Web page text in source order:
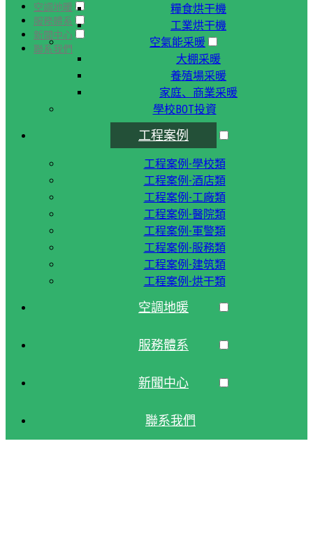
空調地暖
服務體系
新聞中心
聯系我們
糧食烘干機
工業烘干機
空氣能采暖
大棚采暖
養殖場采暖
家庭、商業采暖
學校BOT投資
工程案例
工程案例-學校類
工程案例-酒店類
工程案例-工廠類
工程案例-醫院類
工程案例-軍警類
工程案例-服務類
工程案例-建筑類
工程案例-烘干類
空調地暖
服務體系
新聞中心
聯系我們